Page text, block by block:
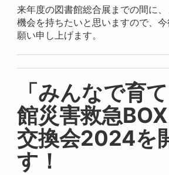
来年度の図書館総合展までの間に
機会を持ちたいと思いますので、
願い申し上げます。
「みんなで育
館災害救急
交換会2024を
す！